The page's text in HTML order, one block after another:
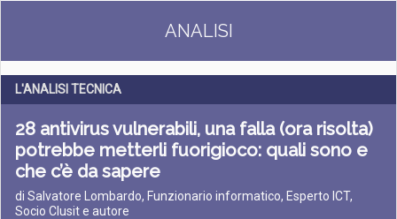
ANALISI
L'ANALISI TECNICA
28 antivirus vulnerabili, una falla (ora risolta)
potrebbe metterli fuorigioco: quali sono e
che c’è da sapere
di Salvatore Lombardo, Funzionario informatico, Esperto ICT,
Socio Clusit e autore